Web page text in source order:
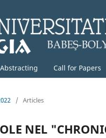
Call for Papers
/ Articles
NEL